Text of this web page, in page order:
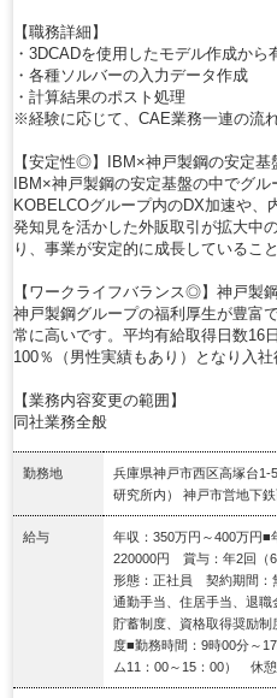
【職務詳細】
・3DCADを使用したモデル作成から
・各種ソルバーの入力データ作成
・計算結果のポスト処理
※経験に応じて、CAE業務一連の流
【安定性◎】IBM×神戸製鋼の安定基
IBM×神戸製鋼の安定基盤の中でグル
KOBELCOグループ内のDX加速や、
発知見を活かした外販取引が拡大中
り、事業が安定的に成長しているこ
【ワークライフバランス◎】神戸製
神戸製鋼グループの福利厚生が豊富
常に高いです。平均有給取得日数16
100％（男性実績もあり）となり入
【業務内容変更の範囲】
同社業務全般
勤務地
兵庫県神戸市西区高塚台
研究所内） 神戸市営地下
給与
年収：350万円～400万円
220000円 賞与：年2回（
形態：正社員 契約期間：
通勤手当、住居手当、退
貯蓄制度、資格取得奨励
度■勤務時間：9時00分～
ム11：00～15：00） 休